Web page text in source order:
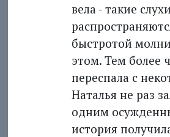
вела - такие слухи
быстротой
этом. Тем более
переспала с
Наталья не раз
одним
история